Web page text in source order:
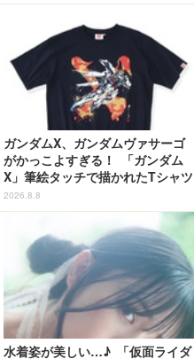
ガンダムX、ガンダムヴァサーゴ
がかっこよすぎる！ 「ガンダム
X」筆絵タッチで描かれたTシャツ
が明日（8/9）まで予約受付中！
2026.8.8
水着姿が美しい…♪ 「仮面ライダ